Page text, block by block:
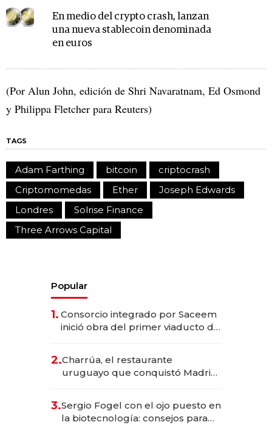
En medio del crypto crash, lanzan
una nueva stablecoin denominada
en euros
(Por Alun John, edición de Shri Navaratnam, Ed Osmond
y Philippa Fletcher para Reuters)
TAGS
Adam Farthing bitcoin
criptocrash
Criptomomedas
Ether
Joseph Edwards
Londres
Solrise Finance
Three Arrows Capital
Popular
1. Consorcio integrado por Saceem
inició obra del primer viaducto de
millones
2.Charrúa, el restaurante
uruguayo que conquistó Madrid:
anticipación y prepara apertura
3.Sergio Fogel con el ojo puesto en
la biotecnología: consejos para